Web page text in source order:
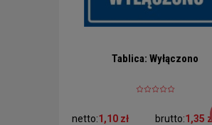
Tablica: Wyłączono
netto:1,10 zł brutto:1,35 zł